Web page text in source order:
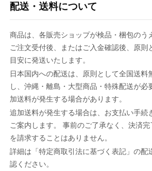
配送・送料について
商品は、各販売ショップが検品・梱包のう
ご注文受付後、またはご入金確認後、原則
目安に発送いたします。
日本国内への配送は、原則として全国送料
し、沖縄・離島・大型商品・特殊配送が必
加送料が発生する場合があります。
追加送料が発生する場合は、お支払い手続
ご案内します。 事前のご了承なく、決済
を請求することはありません。
詳細は「特定商取引法に基づく表記」の配
認ください。